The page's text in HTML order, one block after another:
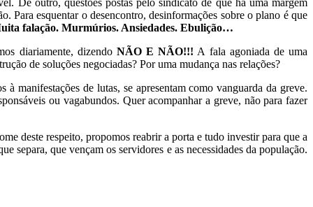
Para esquentar o desencontro, desinformações sobre o plano é que
falação. Murmúrios. Ansiedades. Ebulição…
diariamente, dizendo NÃO E NÃO!!! A fala agoniada de uma
de soluções negociadas? Por uma mudança nas relações?
manifestações de lutas, se apresentam como vanguarda da greve.
ou vagabundos. Quer acompanhar a greve, não para fazer
deste respeito, propomos reabrir a porta e tudo investir para que a
separa, que vençam os servidores e as necessidades da população.